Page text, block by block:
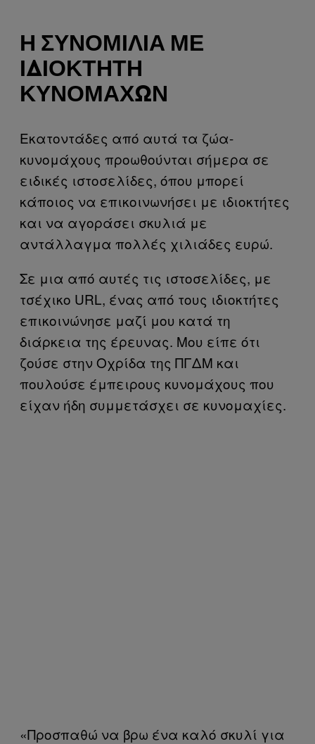
Η ΣΥΝΟΜΙΛΊΑ ΜΕ
ΙΔΙΟΚΤΉΤΗ
ΚΥΝΟΜΆΧΩΝ
Εκατοντάδες από αυτά τα ζώα-
κυνομάχους προωθούνται σήμερα σε
ειδικές ιστοσελίδες, όπου μπορεί
κάποιος να επικοινωνήσει με ιδιοκτήτες
και να αγοράσει σκυλιά με
αντάλλαγμα πολλές χιλιάδες ευρώ.
Σε μια από αυτές τις ιστοσελίδες, με
τσέχικο URL, ένας από τους ιδιοκτήτες
επικοινώνησε μαζί μου κατά τη
διάρκεια της έρευνας. Μου είπε ότι
ζούσε στην Οχρίδα της ΠΓΔΜ και
πουλούσε έμπειρους κυνομάχους που
είχαν ήδη συμμετάσχει σε κυνομαχίες.
«Προσπαθώ να βρω ένα καλό σκυλί για